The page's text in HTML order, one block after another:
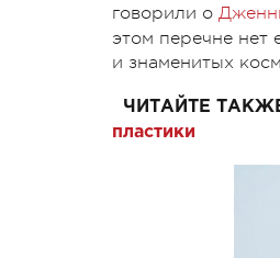
говорили о
этом перечне нет
и знаменитых
ЧИТАЙТЕ
пластики